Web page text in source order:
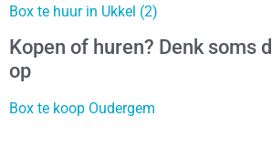
Box te huur in Ukkel (2)
Kopen of huren? Denk soms
op
Box te koop Oudergem